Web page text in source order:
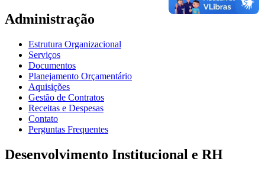
Administração
Estrutura Organizacional
Serviços
Documentos
Planejamento Orçamentário
Aquisições
Gestão de Contratos
Receitas e Despesas
Contato
Perguntas Frequentes
Desenvolvimento Institucional e RH